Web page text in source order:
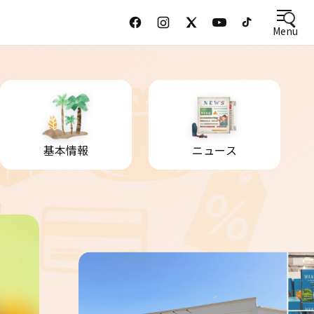
Menu
基本情報 ニュース